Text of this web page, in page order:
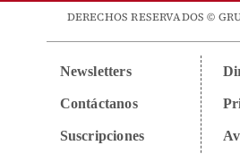
DERECHOS RESERVADOS ©
Newsletters
Contáctanos
Suscripciones